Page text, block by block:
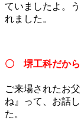
ていましたよ。
れました。
〇 堺工科だから
ご来場されたお
ね』って、お話
た。